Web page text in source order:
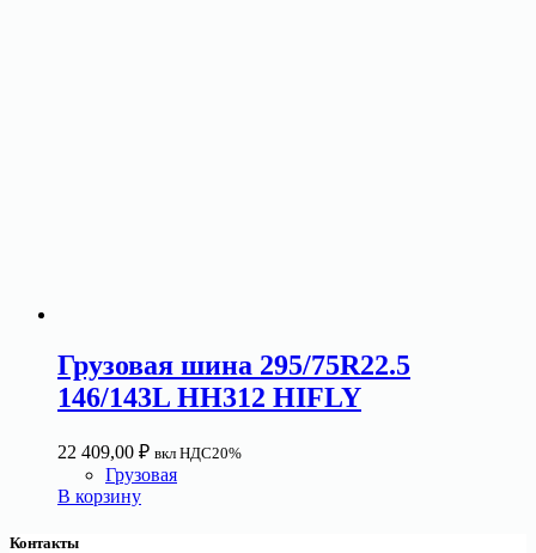
Грузовая шина 295/75R22.5
146/143L HH312 HIFLY
22 409,00 ₽ вкл НДС20%
Грузовая
В корзину
Контакты